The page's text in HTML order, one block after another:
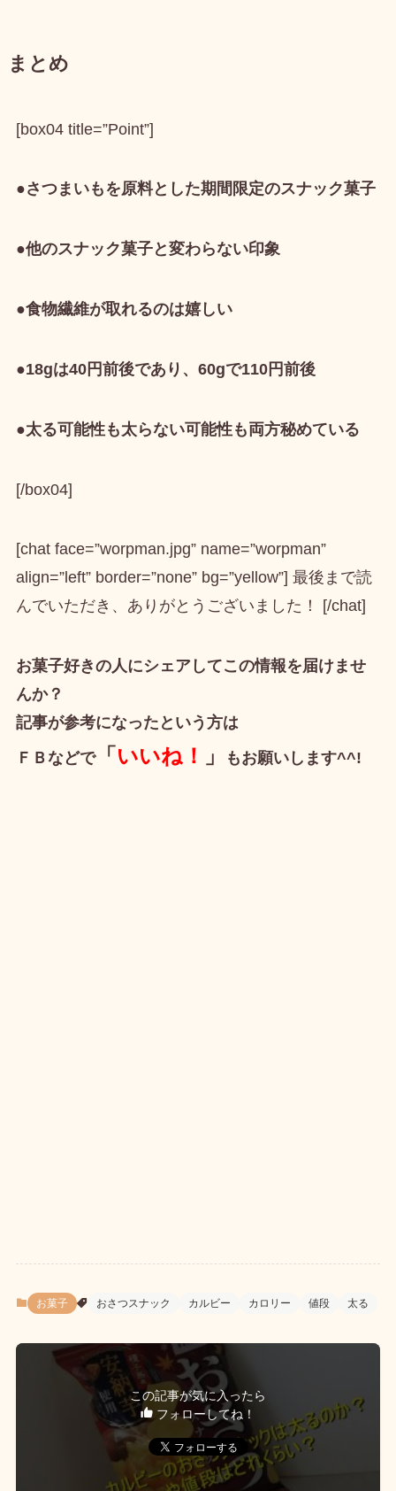
まとめ
[box04 title=”Point”]
●さつまいもを原料とした期間限定のスナック菓子
●他のスナック菓子と変わらない印象
●食物繊維が取れるのは嬉しい
●18gは40円前後であり、60gで110円前後
●太る可能性も太らない可能性も両方秘めている
[/box04]
[chat face=”worpman.jpg” name=”worpman”
align=”left” border=”none” bg=”yellow”] 最後まで読
んでいただき、ありがとうございました！ [/chat]
お菓子好きの人にシェアしてこの情報を届けませ
んか？
記事が参考になったという方は
ＦＢなどで「 いいね！ 」 もお願いします^^!
お菓子 おさつスナック カルビー カロリー 値段 太る
この記事が気に入ったら
フォローしてね！